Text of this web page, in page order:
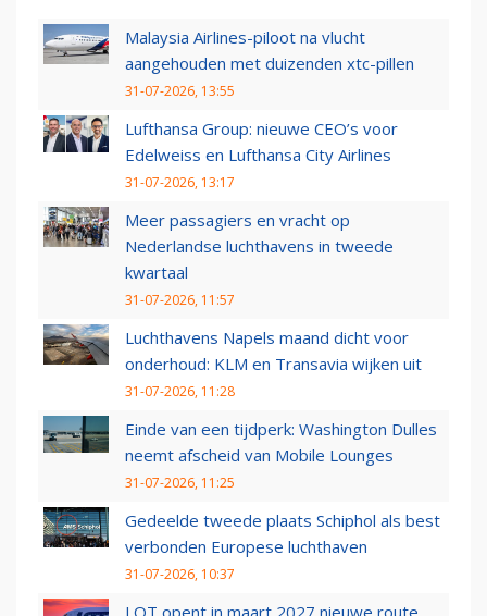
Malaysia Airlines-piloot na vlucht
aangehouden met duizenden xtc-pillen
31-07-2026, 13:55
Lufthansa Group: nieuwe CEO’s voor
Edelweiss en Lufthansa City Airlines
31-07-2026, 13:17
Meer passagiers en vracht op
Nederlandse luchthavens in tweede
kwartaal
31-07-2026, 11:57
Luchthavens Napels maand dicht voor
onderhoud: KLM en Transavia wijken uit
31-07-2026, 11:28
Einde van een tijdperk: Washington Dulles
neemt afscheid van Mobile Lounges
31-07-2026, 11:25
Gedeelde tweede plaats Schiphol als best
verbonden Europese luchthaven
31-07-2026, 10:37
LOT opent in maart 2027 nieuwe route